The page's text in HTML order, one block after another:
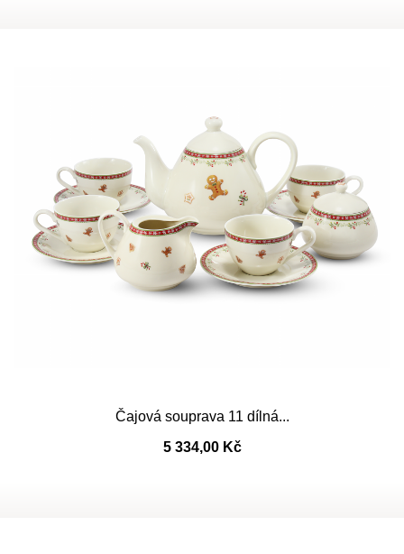
Čajová souprava 11 dílná...
5 334,00 Kč